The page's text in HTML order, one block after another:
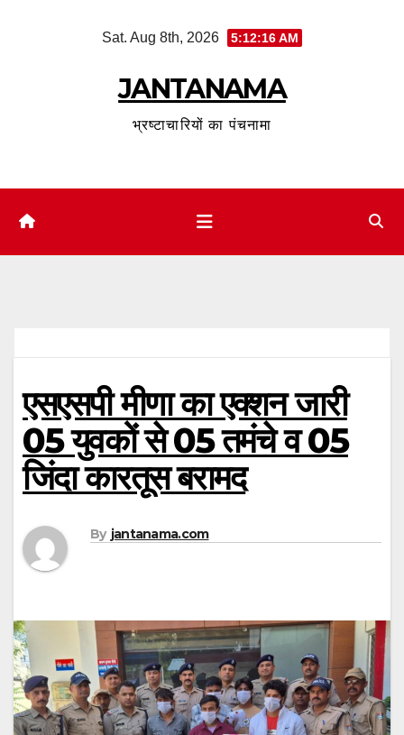
Sat. Aug 8th, 2026 5:12:16 AM
JANTANAMA
भ्रष्टाचारियों का पंचनामा
एसएसपी मीणा का एक्शन जारी
05 युवकों से 05 तमंचे व 05
जिंदा कारतूस बरामद
By jantanama.com